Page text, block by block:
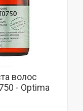
волос
- Optima